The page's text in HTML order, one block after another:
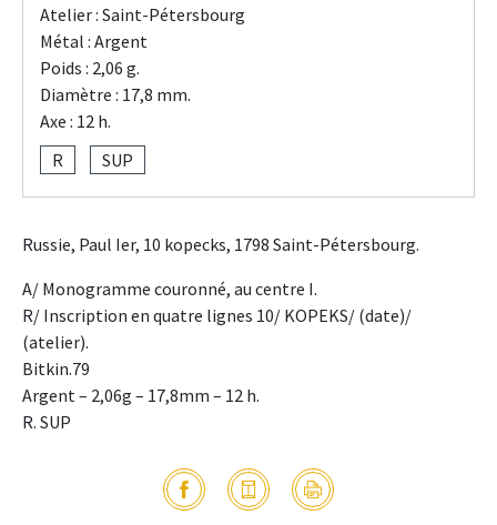
Atelier : Saint-Pétersbourg
Métal : Argent
Poids : 2,06 g.
Diamètre : 17,8 mm.
Axe : 12 h.
R
SUP
Russie, Paul Ier, 10 kopecks, 1798 Saint-Pétersbourg.
A/ Monogramme couronné, au centre I.
R/ Inscription en quatre lignes 10/ KOPEKS/ (date)/
(atelier).
Bitkin.79
Argent – 2,06g – 17,8mm – 12 h.
R. SUP